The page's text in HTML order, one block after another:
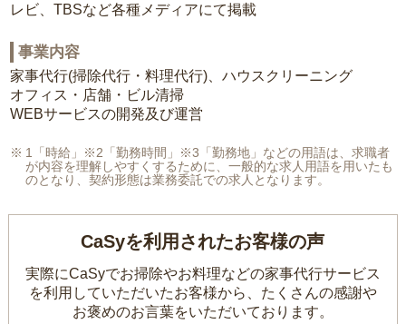
レビ、TBSなど各種メディアにて掲載
事業内容
家事代行(掃除代行・料理代行)、ハウスクリーニング
オフィス・店舗・ビル清掃
WEBサービスの開発及び運営
1「時給」※2「勤務時間」※3「勤務地」などの用語は、求職者
が内容を理解しやすくするために、一般的な求人用語を用いたも
のとなり、契約形態は業務委託での求人となります。
CaSyを利用されたお客様の声
実際にCaSyでお掃除やお料理などの家事代行サービス
を利用していただいたお客様から、 たくさんの感謝や
お褒めのお言葉をいただいております。